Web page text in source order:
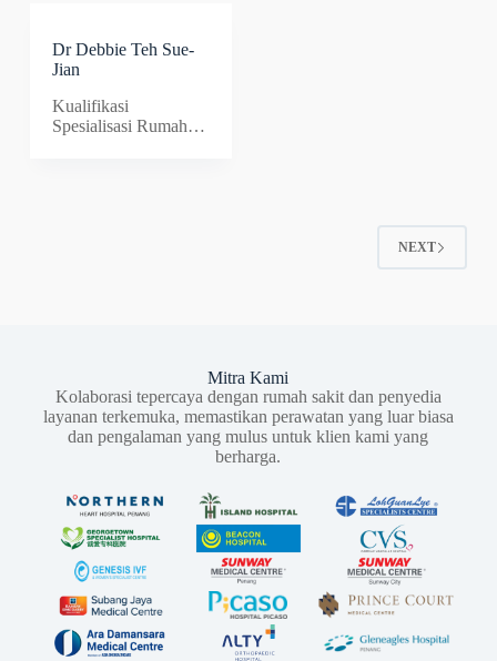
Dr Debbie Teh Sue-
Jian
Kualifikasi
Spesialisasi Rumah
NEXT
Mitra Kami
Kolaborasi tepercaya dengan rumah sakit dan penyedia
layanan terkemuka, memastikan perawatan yang luar biasa
dan pengalaman yang mulus untuk klien kami yang
berharga.